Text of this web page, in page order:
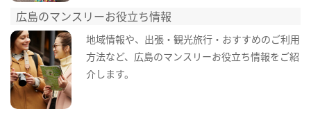
広島のマンスリーお役立ち情報
地域情報や、出張・観光旅行・おすすめのご利用
方法など、広島のマンスリーお役立ち情報をご紹
介します。